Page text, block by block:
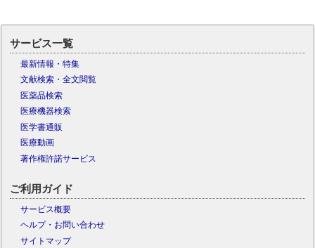
サービス一覧
最新情報・特集
文献検索・全文閲覧
医薬品検索
医療機器検索
医学書通販
医療動画
著作権許諾サービス
ご利用ガイド
サービス概要
ヘルプ・お問い合わせ
サイトマップ